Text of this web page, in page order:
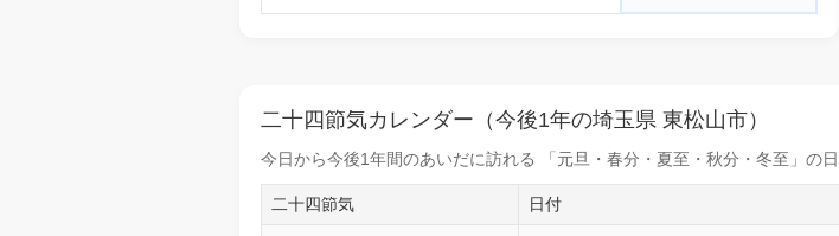
二十四節気カレンダー（今後1年の埼玉県 東松山市）
今日から今後1年間のあいだに訪れる 「元旦・春分・夏至・秋分・冬至」の
二十四節気 日付